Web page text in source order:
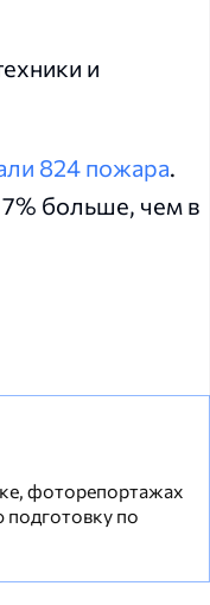
и
824 пожара.
больше, чем в
фоторепортажах
подготовку по